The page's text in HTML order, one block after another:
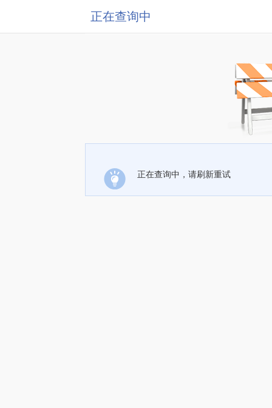
正在查询中
正在查询中，请刷新重试